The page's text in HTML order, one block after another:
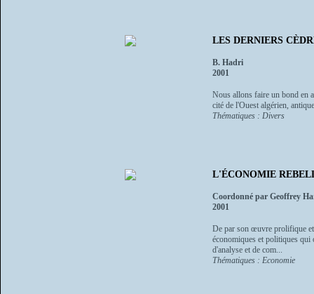
LES DERNIERS
B. Hadri
2001
Nous allons faire un bond en
cité de l'Ouest algérien,
Thématiques : Divers
L'ÉCONOMIE
Coordonné par Geoffrey
2001
De par son œuvre prolifique et
économiques et politiques
d'analyse et de com...
Thématiques : Economie